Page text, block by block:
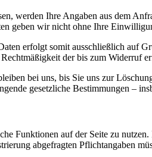
werden Ihre Angaben aus dem
geben wir nicht ohne Ihre
erfolgt somit ausschließlich
der bis zum Widerruf
bei uns, bis Sie uns zur
gesetzliche Bestimmungen –
Funktionen auf der Seite zu
abgefragten Pflichtangaben